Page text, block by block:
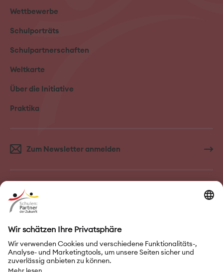
Wettbewerbe
Schulporträts
Schulpartnerschaften
Weltkarte
Über die Initiative
Praktika
Zum Newsletter anmelden
FAQ–Häufige Fragen Kontakt
Nutzungsbedingungen
Datenschutz
Privatsphäre-Einstellungen